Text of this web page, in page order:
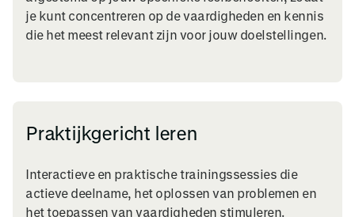
je kunt concentreren op de vaardigheden en kennis
die het meest relevant zijn voor jouw doelstellingen.
Praktijkgericht leren
Interactieve en praktische trainingssessies die
actieve deelname, het oplossen van problemen en
het toepassen van vaardigheden stimuleren.